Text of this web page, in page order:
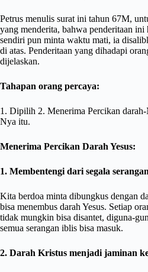
Petrus menulis surat ini tahun 67M,
yang menderita, bahwa penderitaan ini
sendiri pun minta waktu mati, ia
di atas. Penderitaan yang dihadapi
dijelaskan.
Tahapan orang percaya:
1. Dipilih 2. Menerima Percikan
Nya itu.
Menerima Percikan Darah Yesus:
1. Membentengi dari segala
Kita berdoa minta dibungkus dengan
bisa menembus darah Yesus. Setiap
tidak mungkin bisa disantet, diguna-
semua serangan iblis bisa masuk.
2. Darah Kristus menjadi jaminan